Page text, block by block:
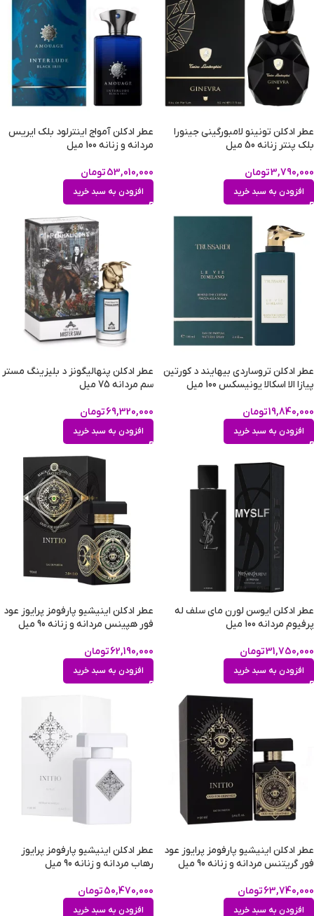
عطر ادکلن تونینو لامبورگینی جینورا
بلک پنتر زنانه 50 میل
3,790,000تومان
افزودن به سبد خرید
عطر ادکلن آمواج اینترلود بلک ایریس
مردانه و زنانه 100 میل
53,010,000تومان
افزودن به سبد خرید
عطر ادکلن تروساردی بیهایند د کورتین
پیازا الا اسکالا یونیسکس 100 میل
19,840,000تومان
افزودن به سبد خرید
عطر ادکلن پنهالیگونز د بلیزینگ مستر
سم مردانه 75 میل
69,320,000تومان
افزودن به سبد خرید
عطر ادکلن ایوسن لورن مای سلف له
پرفیوم مردانه 100 میل
31,750,000تومان
افزودن به سبد خرید
عطر ادکلن اینیشیو پارفومز پرایوز عود
فور هپینس مردانه و زنانه 90 میل
62,190,000تومان
افزودن به سبد خرید
عطر ادکلن اینیشیو پارفومز پرایوز عود
فور گریتنس مردانه و زنانه 90 میل
63,740,000تومان
افزودن به سبد خرید
عطر ادکلن اینیشیو پارفومز پرایوز
رهاب مردانه و زنانه 90 میل
50,470,000تومان
افزودن به سبد خرید